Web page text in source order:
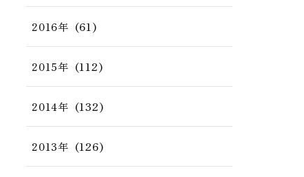
2016年 (61)
2015年 (112)
2014年 (132)
2013年 (126)